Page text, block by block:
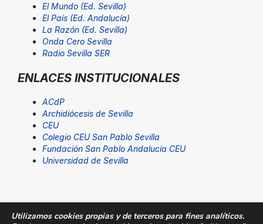
El Mundo (Ed. Sevilla)
El País (Ed. Andalucía)
La Razón (Ed. Sevilla)
Onda Cero Sevilla
Radio Sevilla SER
ENLACES INSTITUCIONALES
ACdP
Archidiócesis de Sevilla
CEU
Colegio CEU San Pablo Sevilla
Fundación San Pablo Andalucía CEU
Universidad de Sevilla
Utilizamos cookies propias y de terceros para fines analíticos.